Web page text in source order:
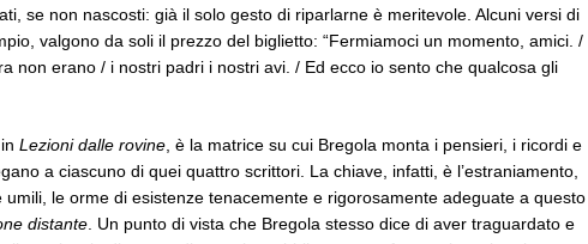
se non nascosti: già il solo gesto di riparlarne è meritevole. Alcuni versi di
valgono da soli il prezzo del biglietto: “Fermiamoci un momento, amici. /
non erano / i nostri padri i nostri avi. / Ed ecco io sento che qualcosa gli
Lezioni dalle rovine , è la matrice su cui Bregola monta i pensieri, i ricordi e
a ciascuno di quei quattro scrittori. La chiave, infatti, è l’estraniamento,
umili, le orme di esistenze tenacemente e rigorosamente adeguate a questo
distante . Un punto di vista che Bregola stesso dice di aver traguardato e